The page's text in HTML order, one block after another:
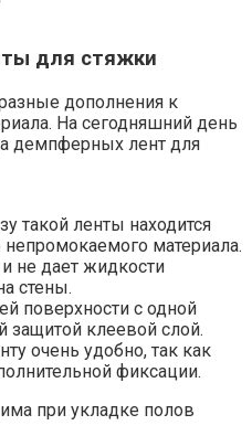
для стяжки
дополнения к
На сегодняшний день
демпферных лент для
такой ленты находится
материала.
не дает жидкости
стены.
поверхности с одной
защитой клеевой слой.
очень удобно, так как
фиксации.
при укладке полов